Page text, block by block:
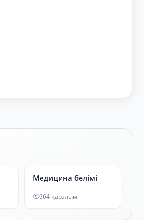
Медицина бөлімі
364 қаралым